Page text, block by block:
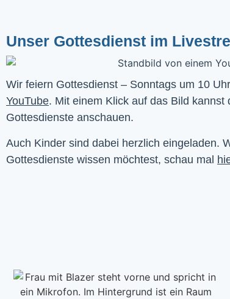
Unser Gottesdienst im
YouTube. Mit einem Klick auf das Bild kannst
Gottesdienste anschauen.
Auch Kinder sind dabei herzlich eingeladen.
Gottesdienste wissen möchtest, schau mal